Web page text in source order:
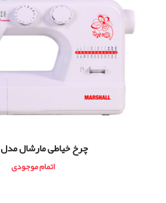
چرخ خیاطی مارشال مدل 8000
اتمام موجودی